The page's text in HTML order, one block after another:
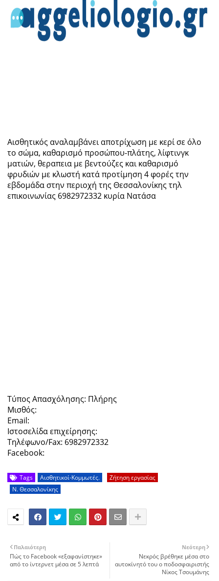
Αισθητικός αναλαμβάνει αποτρίχωση με κερί σε όλο
το σώμα, καθαρισμό προσώπου-πλάτης, λίφτινγκ
ματιών, θεραπεια με βεντούζες και καθαρισμό
φρυδιών με κλωστή κατά προτίμηση 4 φορές την
εβδομάδα στην περιοχή της Θεσσαλονίκης τηλ
επικοινωνίας 6982972332 κυρία Νατάσα
Τύπος Απασχόλησης: Πλήρης
Μισθός:
Email:
Ιστοσελίδα επιχείρησης:
Τηλέφωνο/Fax: 6982972332
Facebook:
Tags Αισθητικοί-Κομμωτές.
Ζήτηση εργασίας
Ν. Θεσσαλονίκης
Νεότερη
Νεκρός βρέθηκε μέσα στο
αυτοκίνητό του ο ποδοσφαιριστής
Νίκος Τσουμάνης
Παλαιότερη
Πώς το Facebook «εξαφανίστηκε»
από το ίντερνετ μέσα σε 5 λεπτά